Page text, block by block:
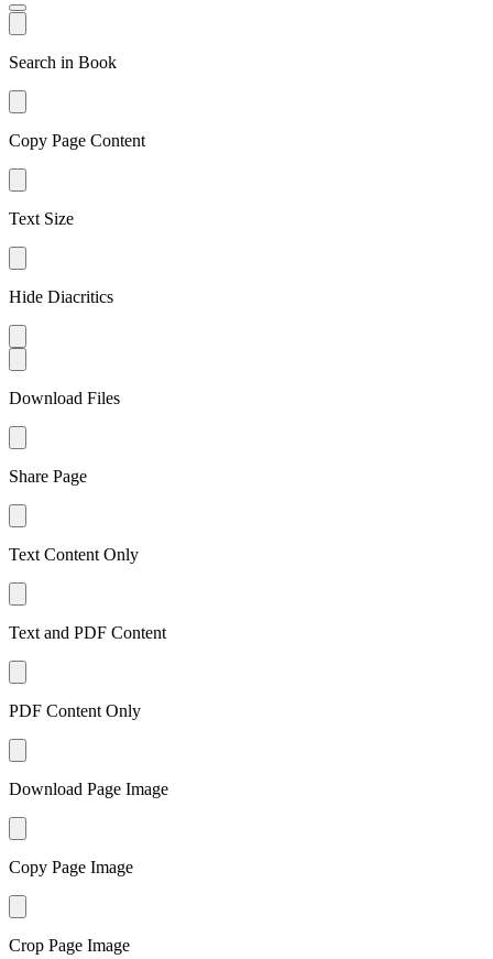
Search in Book
Copy Page Content
Text Size
Hide Diacritics
Download Files
Share Page
Text Content Only
Text and PDF Content
PDF Content Only
Download Page Image
Copy Page Image
Crop Page Image